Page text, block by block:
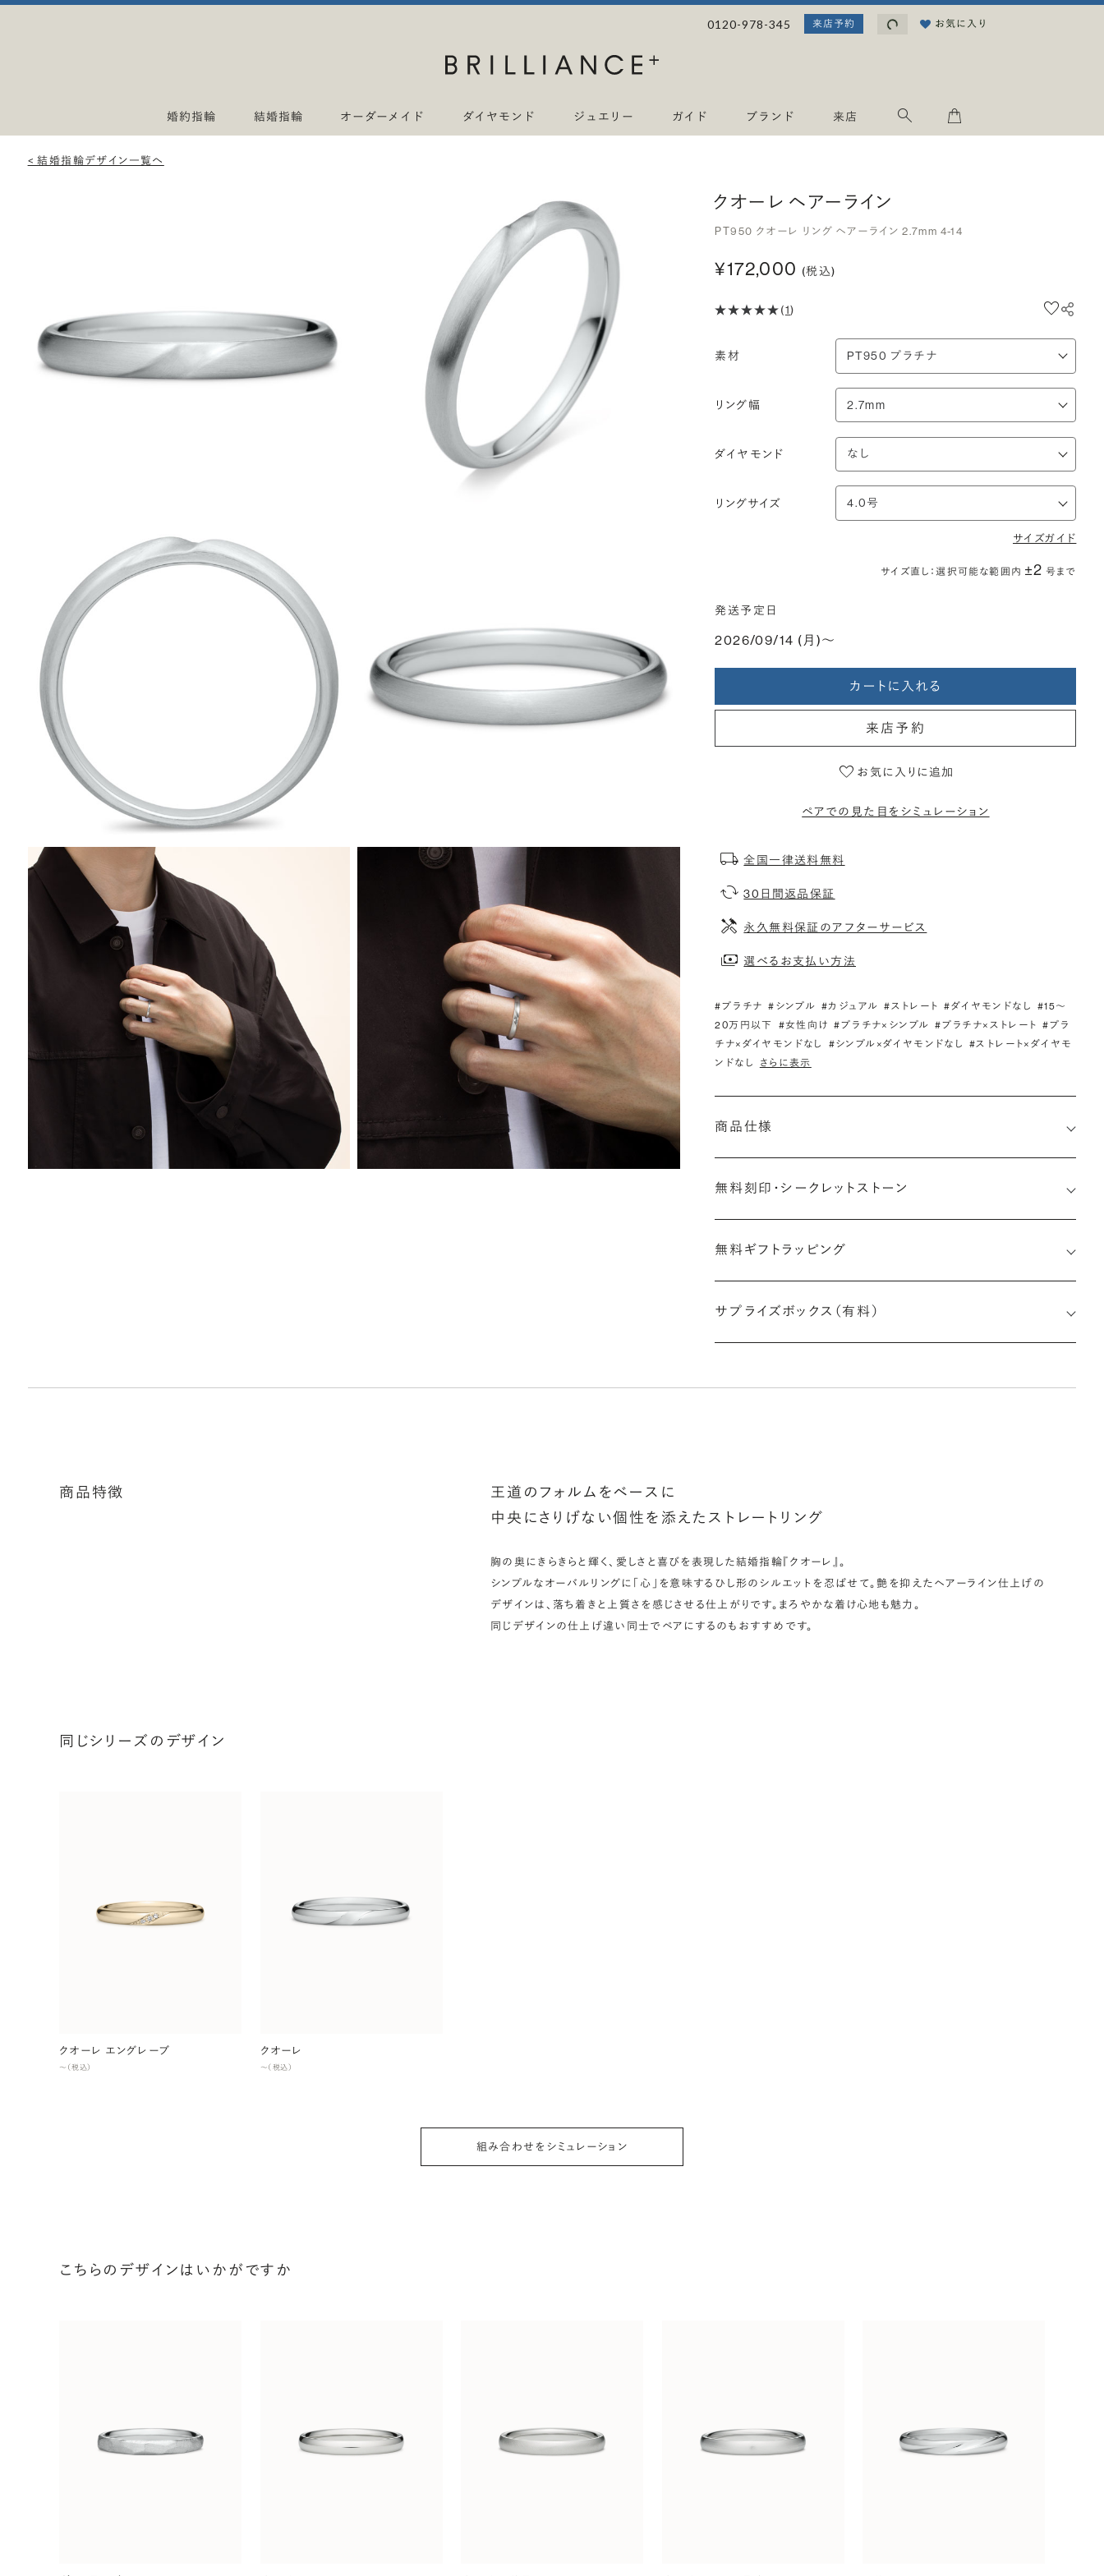
0120-978-345 来店予約 読み込み中...お気に入り
婚約指輪 結婚指輪 オーダーメイド ダイヤモンド ジュエリー ガイド ブランド 来店
< 結婚指輪デザイン一覧へ
クオーレ ヘアーライン
PT950 クオーレ リング ヘアーライン 2.7mm 4-14
¥172,000 (税込)
(1)
素材
リング幅
ダイヤモンド
リングサイズ
サイズガイド
サイズ直し：選択可能な範囲内 ±2 号まで
発送予定日
2026/09/14 (月)〜
カートに入れる
来店予約
お気に入りに追加
ペアでの見た目をシミュレーション
全国一律送料無料
30日間返品保証
永久無料保証のアフターサービス
選べるお支払い方法
#プラチナ #シンプル #カジュアル #ストレート #ダイヤモンドなし
#15〜
20万円以下
#女性向け #プラチナ×シンプル #プラチナ×ストレート
#プラ
チナ×ダイヤモンドなし
#シンプル×ダイヤモンドなし
#ストレート×ダイヤモ
ンドなし
さらに表示
商品仕様
無料刻印・ シークレットストーン
刻印メッセージ：半角英数字20文字まで刻印可能
セージを無料で刻印することができます。注文前だけでなく購入後
「商品仕様」欄をご確認ください）。
指輪の内側に、誕生石やピンクダイヤモンドなど、お好みの宝石を
お好みの宝石をお選びください (有料)。
詳しく見る
無料ギフトラッピング
サプライズボックス（有料）
商品特徴
王道のフォルムをベースに
中央にさりげない個性を添えたストレートリング
胸の奥にきらきらと輝く、愛しさと喜びを表現した結婚指輪『クオーレ』。
シンプルなオーバルリングに「心」を意味するひし形のシルエットを忍ばせて。艶を抑えたヘアーライン仕上げの
デザインは、落ち着きと上質さを感じさせる仕上がりです。まろやかな着け心地も魅力。
同じデザインの仕上げ違い同士でペアにするのもおすすめです。
同じシリーズのデザイン
クオーレ エングレーブ
〜（税込）
クオーレ
〜（税込）
組み合わせをシミュレーション
こちらのデザインはいかがですか